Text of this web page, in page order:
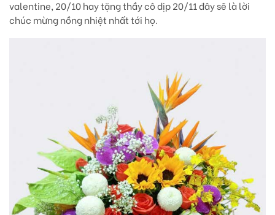
valentine, 20/10 hay tặng thầy cô dịp 20/11 đây sẽ là lời
chúc mừng nồng nhiệt nhất tới họ.